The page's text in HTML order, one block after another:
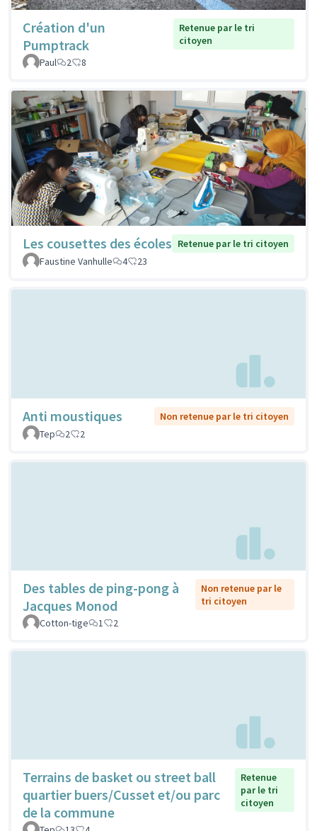
Création d'un
Pumptrack
Retenue par le tri
citoyen
Paul
2 8
Les cousettes des écoles Retenue par le tri citoyen
Faustine Vanhulle
4 23
Anti moustiques
Non retenue par le tri citoyen
Tep
2 2
Des tables de ping-pong à
Jacques Monod
Non retenue par le
tri citoyen
Cotton-tige
1 2
Terrains de basket ou street ball
quartier buers/Cusset et/ou parc
de la commune
Retenue
par le tri
citoyen